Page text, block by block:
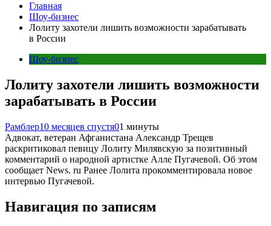
Главная
Шоу-бизнес
Лолиту захотели лишить возможности зарабатывать
в России
Шоу-бизнес
Лолиту захотели лишить возможности
зарабатывать в России
Рамблер10 месяцев спустя01 минуты
Адвокат, ветеран Афганистана Александр Трещев
раскритиковал певицу Лолиту Милявскую за позитивный
комментарий о народной артистке Алле Пугачевой. Об этом
сообщает News. ru Ранее Лолита прокомментировала новое
интервью Пугачевой.
Навигация по записям